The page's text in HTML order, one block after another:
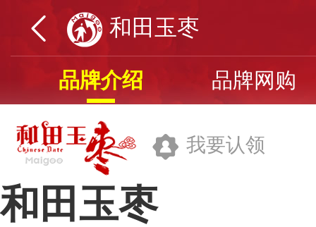
和田玉枣
品牌介绍 品牌网购
我要认领
和田玉枣